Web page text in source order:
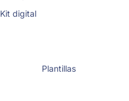
Kit digital
Plantillas